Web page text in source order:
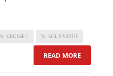
CROSSFIT SOL SPORTIF
READ MORE: CE QUE